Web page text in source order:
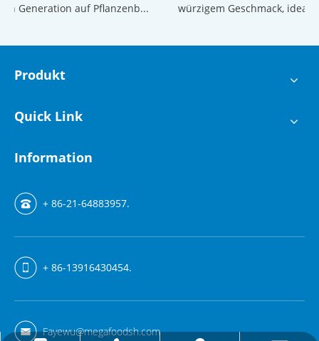
Generation auf Pflanzenb...
würzigem Geschmack, ideal...
Produkt
Quick Link
Information
+ 86-21-64883957.
+ 86-13916430454.
Fayewu@megafoodsh.com